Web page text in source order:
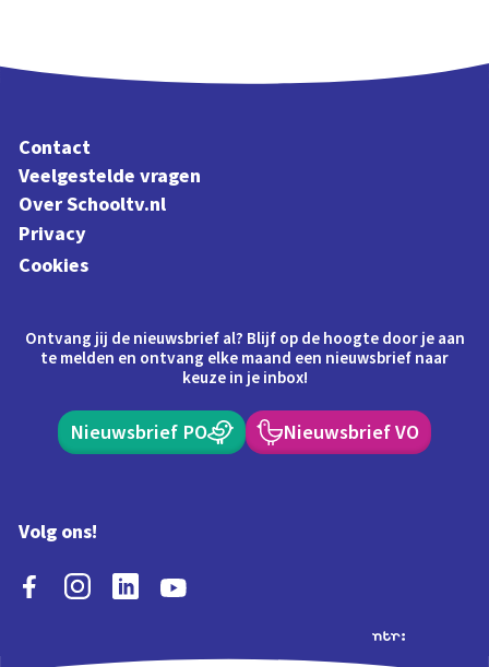
Contact
Veelgestelde vragen
Over Schooltv.nl
Privacy
Cookies
Ontvang jij de nieuwsbrief al? Blijf op de hoogte door je aan
te melden en ontvang elke maand een nieuwsbrief naar
keuze in je inbox!
Nieuwsbrief PO Nieuwsbrief VO
Volg ons!